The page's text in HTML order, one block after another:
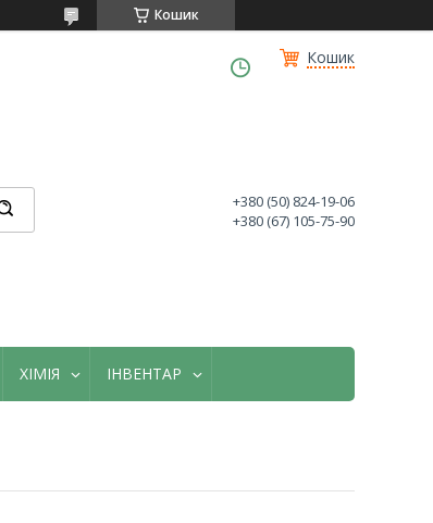
Кошик
Кошик
+380 (50) 824-19-06
+380 (67) 105-75-90
ХІМІЯ ІНВЕНТАР